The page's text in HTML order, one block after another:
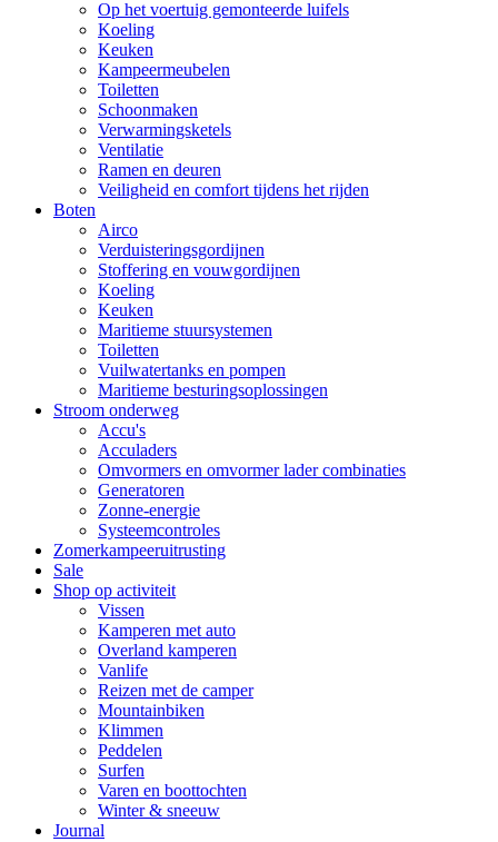
Op het voertuig gemonteerde luifels
Koeling
Keuken
Kampeermeubelen
Toiletten
Schoonmaken
Verwarmingsketels
Ventilatie
Ramen en deuren
Veiligheid en comfort tijdens het rijden
Boten
Airco
Verduisteringsgordijnen
Stoffering en vouwgordijnen
Koeling
Keuken
Maritieme stuursystemen
Toiletten
Vuilwatertanks en pompen
Maritieme besturingsoplossingen
Stroom onderweg
Accu's
Acculaders
Omvormers en omvormer lader combinaties
Generatoren
Zonne-energie
Systeemcontroles
Zomerkampeeruitrusting
Sale
Shop op activiteit
Vissen
Kamperen met auto
Overland kamperen
Vanlife
Reizen met de camper
Mountainbiken
Klimmen
Peddelen
Surfen
Varen en boottochten
Winter & sneeuw
Journal